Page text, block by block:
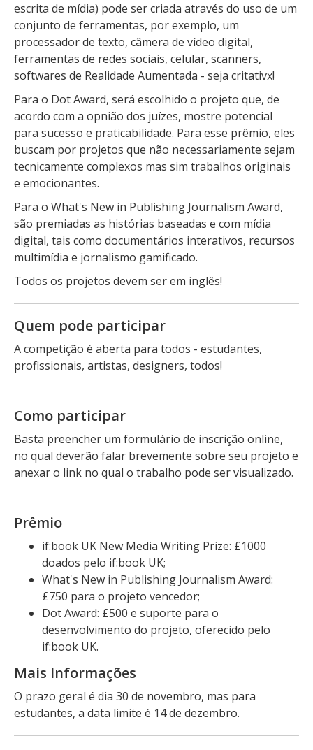
escrita de mídia) pode ser criada através do uso de um
conjunto de ferramentas, por exemplo, um
processador de texto, câmera de vídeo digital,
ferramentas de redes sociais, celular, scanners,
softwares de Realidade Aumentada - seja critativx!
Para o Dot Award, será escolhido o projeto que, de
acordo com a opnião dos juízes, mostre potencial
para sucesso e praticabilidade. Para esse prêmio, eles
buscam por projetos que não necessariamente sejam
tecnicamente complexos mas sim trabalhos originais
e emocionantes.
Para o What's New in Publishing Journalism Award,
são premiadas as histórias baseadas e com mídia
digital, tais como documentários interativos, recursos
multimídia e jornalismo gamificado.
Todos os projetos devem ser em inglês!
Quem pode participar
A competição é aberta para todos - estudantes,
profissionais, artistas, designers, todos!
Como participar
Basta preencher um formulário de inscrição online,
no qual deverão falar brevemente sobre seu projeto e
anexar o link no qual o trabalho pode ser visualizado.
Prêmio
if:book UK New Media Writing Prize: £1000
doados pelo if:book UK;
What's New in Publishing Journalism Award:
£750 para o projeto vencedor;
Dot Award: £500 e suporte para o
desenvolvimento do projeto, oferecido pelo
if:book UK.
Mais Informações
O prazo geral é dia 30 de novembro, mas para
estudantes, a data limite é 14 de dezembro.